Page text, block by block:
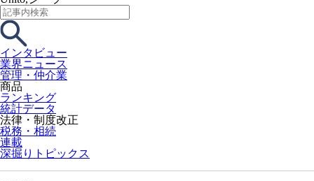
インタビュー
業界ニュース
管理・仲介業
商品
ランキング
統計データ
法律・制度改正
税務・相続
連載
深掘りトピックス